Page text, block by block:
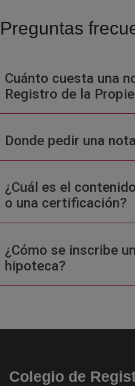
Preguntas
Cuánto cuesta una
Registro de la
Donde pedir una
¿Cuál es el
o una certificación?
¿Cómo se inscribe
hipoteca?
Colegio de